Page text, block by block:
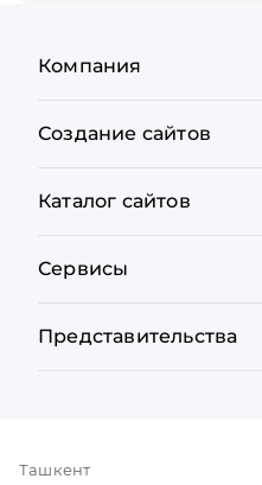
Компания
Создание сайтов
Каталог сайтов
Сервисы
Представительства
Ташкент